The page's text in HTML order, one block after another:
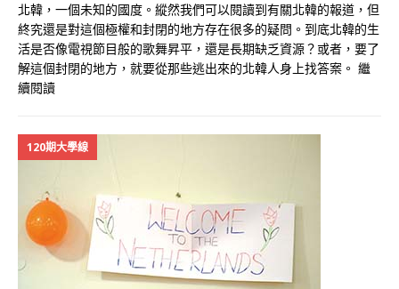
北韓，一個未知的國度。縱然我們可以閱讀到有關北韓的報道，但
終究還是對這個極權和封閉的地方存在很多的疑問。到底北韓的生
活是否像電視節目般的歌舞昇平，還是長期缺乏資源？或者，要了
解這個封閉的地方，就要從那些逃出來的北韓人身上找答案。 繼
續閱讀
120期大學線